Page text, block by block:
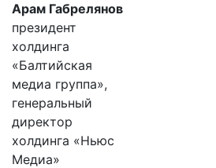
Арам Габрелянов
президент
холдинга
«Балтийская
медиа группа»,
генеральный
директор
холдинга «Ньюс
Медиа»